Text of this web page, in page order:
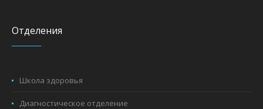
Отделения
Школа здоровья
Диагностическое отделение